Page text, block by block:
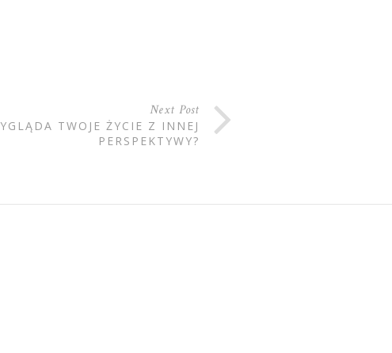
Next Post
TWOJE ŻYCIE Z INNEJ
PERSPEKTYWY?